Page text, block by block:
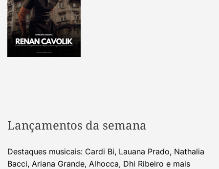
Lançamentos da semana
Destaques musicais: Cardi Bi, Lauana Prado, Nathalia
Bacci, Ariana Grande, Alhocca, Dhi Ribeiro e mais